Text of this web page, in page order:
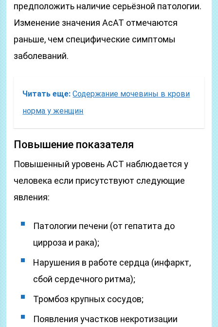
предположить наличие серьёзной патологии.
Изменение значения АсАТ отмечаются
раньше, чем специфические симптомы
заболеваний.
Читать еще: Содержание мочевины в крови
норма у женщин
Повышение показателя
Повышенный уровень АСТ наблюдается у
человека если присутствуют следующие
явления:
Патологии печени (от гепатита до
цирроза и рака);
Нарушения в работе сердца (инфаркт,
сбой сердечного ритма);
Тромбоз крупных сосудов;
Появления участков некротизации